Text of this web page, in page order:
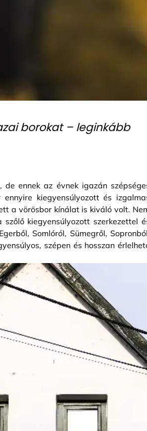
borokat – leginkább
ennek az évnek igazán
kiegyensúlyozott és
a vörösbor kínálat is kiváló volt.
kiegyensúlyozott szerkezettel
Somlóról, Sümegről,
szépen és hosszan